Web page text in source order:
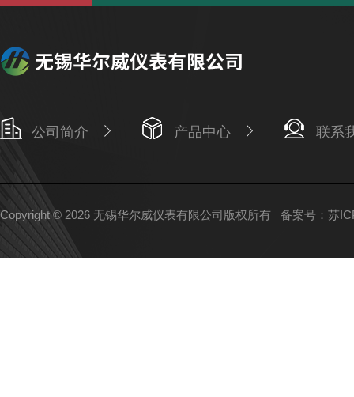
公司简介 产品中心 联系
Copyright © 2026 无锡华尔威仪表有限公司版权所有 备案号：苏